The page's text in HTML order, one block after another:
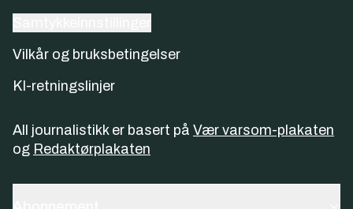
Vilkår og bruksbetingelser
KI-retningslinjer
All journalistikk er basert på Vær varsom-plakaten
og Redaktørplakaten